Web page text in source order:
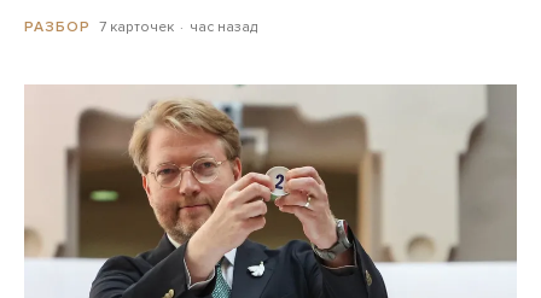
РАЗБОР 7 карточек час назад